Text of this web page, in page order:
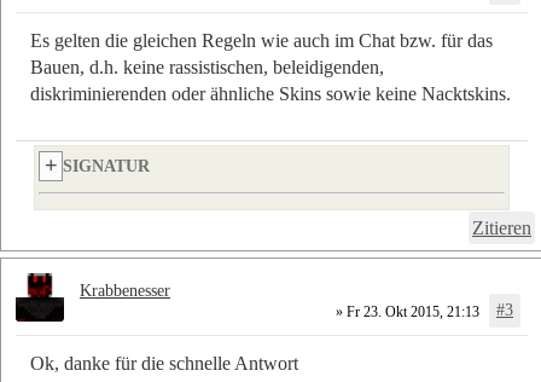
Es gelten die gleichen Regeln wie auch im Chat bzw. für das
Bauen, d.h. keine rassistischen, beleidigenden,
diskriminierenden oder ähnliche Skins sowie keine Nacktskins.
SIGNATUR
Zitieren
» Fr 23. Okt 2015, 21:13 #3
Ok, danke für die schnelle Antwort
Krabbenesser